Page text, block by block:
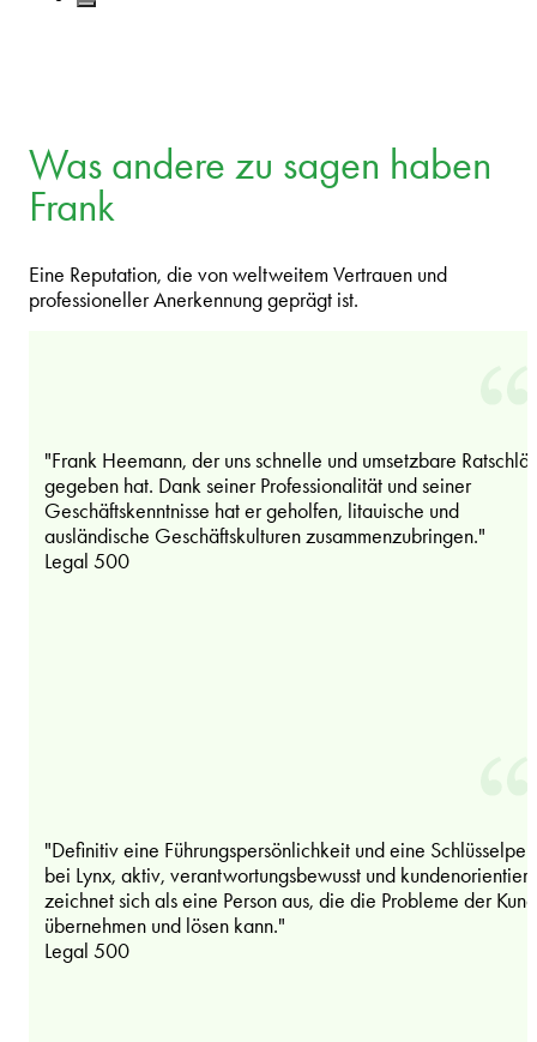
Was andere zu sagen haben
Frank
Eine Reputation, die von weltweitem Vertrauen und
professioneller Anerkennung geprägt ist.
"Frank Heemann, der uns schnelle und umsetzbare
gegeben hat. Dank seiner Professionalität und seiner
Geschäftskenntnisse hat er geholfen, litauische und
ausländische Geschäftskulturen zusammenzubringen."
Legal 500
"Definitiv eine Führungspersönlichkeit und eine
bei Lynx, aktiv, verantwortungsbewusst und kundenorientiert,
zeichnet sich als eine Person aus, die die Probleme der
übernehmen und lösen kann."
Legal 500